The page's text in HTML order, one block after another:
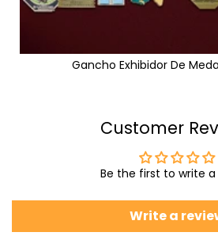
Gancho Exhibidor De
Customer
Be the first to write a
Write a